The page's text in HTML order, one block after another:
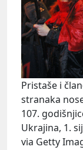
Pristaše i
stranaka
107.
Ukrajina, 1.
via Getty